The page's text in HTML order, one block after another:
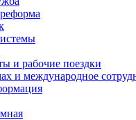
и рабочие поездки
и международное